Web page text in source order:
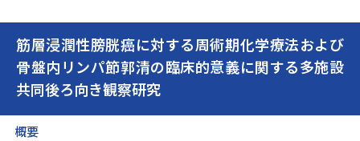
筋層浸潤性膀胱癌に対する周術期化学療法および
骨盤内リンパ節郭清の臨床的意義に関する多施設
共同後ろ向き観察研究
概要